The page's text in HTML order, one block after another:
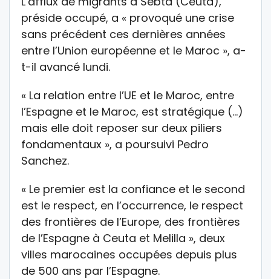
préside occupé, a « provoqué une crise
sans précédent ces dernières années
entre l’Union européenne et le Maroc », a-
t-il avancé lundi.
« La relation entre l’UE et le Maroc, entre
l’Espagne et le Maroc, est stratégique (…)
mais elle doit reposer sur deux piliers
fondamentaux », a poursuivi Pedro
Sanchez.
« Le premier est la confiance et le second
est le respect, en l’occurrence, le respect
des frontières de l’Europe, des frontières
de l’Espagne à Ceuta et Melilla », deux
villes marocaines occupées depuis plus
de 500 ans par l’Espagne.